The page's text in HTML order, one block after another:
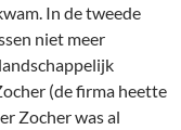
In de tweede
niet meer
(de firma heette
Zocher was al